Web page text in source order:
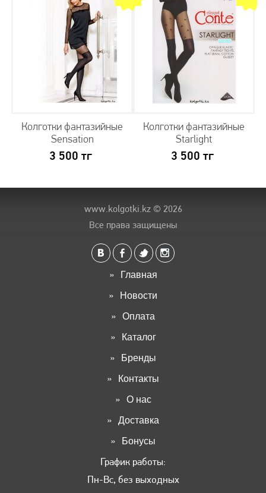
Колготки фантазийные
Sensation
3 500 тг
Колготки фантазийные
Starlight
3 500 тг
www.kolgotki.kz© 2026
Все права защищены
Главная
Новости
Оплата
Каталог
Бренды
Контакты
О нас
Доставка
Бонусы
График работы:
Пн-Вс, без выходных